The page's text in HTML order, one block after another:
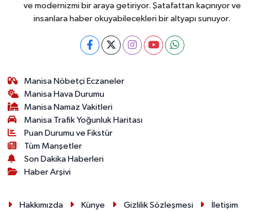
ve modernizmi bir araya getiriyor. Şatafattan kaçınıyor ve
insanlara haber okuyabilecekleri bir altyapı sunuyor.
Manisa Nöbetçi Eczaneler
Manisa Hava Durumu
Manisa Namaz Vakitleri
Manisa Trafik Yoğunluk Haritası
Puan Durumu ve Fikstür
Tüm Manşetler
Son Dakika Haberleri
Haber Arşivi
Hakkımızda Künye Gizlilik Sözleşmesi İletişim